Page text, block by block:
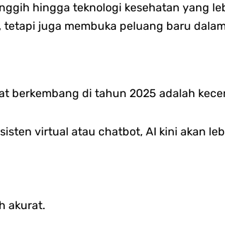
hingga teknologi kesehatan yang
juga membuka peluang baru
berkembang di tahun 2025 adalah
virtual atau chatbot, AI kini akan
akurat.